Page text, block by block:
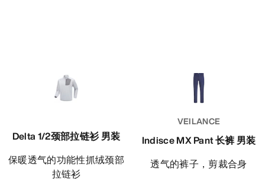
Delta 1/2颈部拉链衫 男装
保暖透气的功能性抓绒颈部
拉链衫
VEILANCE
Indisce MX Pant 长裤 男装
透气的裤子，剪裁合身